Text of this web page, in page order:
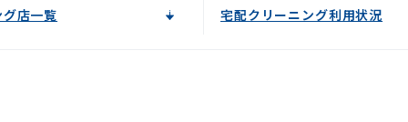
店一覧 宅配クリーニング利用状況